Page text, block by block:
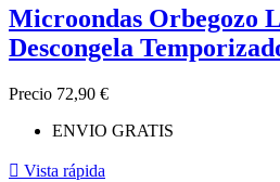
Microondas Orbegozo
Descongela
Precio 72,90 €
ENVIO GRATIS
 Vista rápida